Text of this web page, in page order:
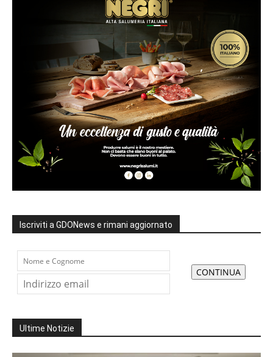
Iscriviti a GDONews e rimani aggiornato
Ultime Notizie